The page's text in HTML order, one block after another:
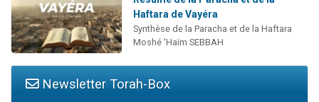
Haftara de Vayéra
Synthèse de la Paracha et de la Haftara
Moshé 'Haïm SEBBAH
Newsletter Torah-Box